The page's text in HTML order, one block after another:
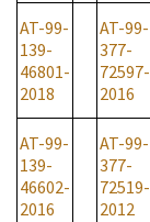
AT-99-
139-
46801-
2018
AT-99-
377-
72597-
2016
AT-99-
139-
46602-
2016
AT-99-
377-
72519-
2012